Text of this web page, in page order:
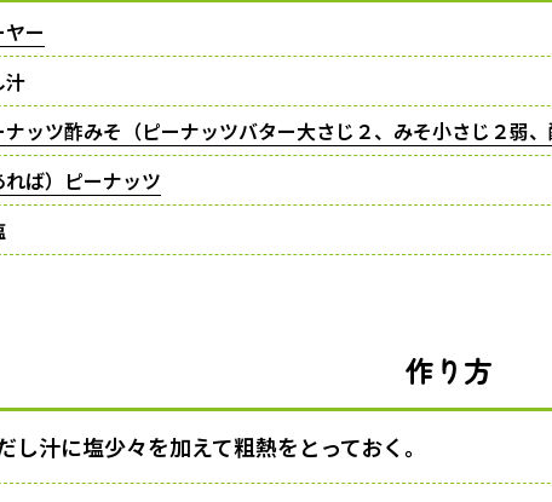
ヤー
汁
ナッツ酢みそ（ピーナッツバター大さじ２、みそ小さじ２弱、
れば）ピーナッツ
作り方
し汁に塩少々を加えて粗熱をとっておく。